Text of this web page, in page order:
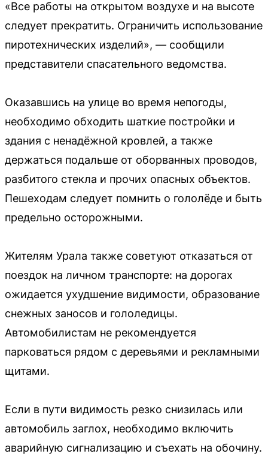
«Все работы на открытом воздухе и на высоте
следует прекратить. Ограничить использование
пиротехнических изделий», — сообщили
представители спасательного ведомства.
Оказавшись на улице во время непогоды,
необходимо обходить шаткие постройки и
здания с ненадёжной кровлей, а также
держаться подальше от оборванных проводов,
разбитого стекла и прочих опасных объектов.
Пешеходам следует помнить о гололёде и быть
предельно осторожными.
Жителям Урала также советуют отказаться от
поездок на личном транспорте: на дорогах
ожидается ухудшение видимости, образование
снежных заносов и гололедицы.
Автомобилистам не рекомендуется
парковаться рядом с деревьями и рекламными
щитами.
Если в пути видимость резко снизилась или
автомобиль заглох, необходимо включить
аварийную сигнализацию и съехать на обочину.